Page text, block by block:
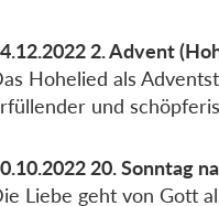
2. Advent
Hohelied als
und
20. Sonntag
Liebe geht von Gott